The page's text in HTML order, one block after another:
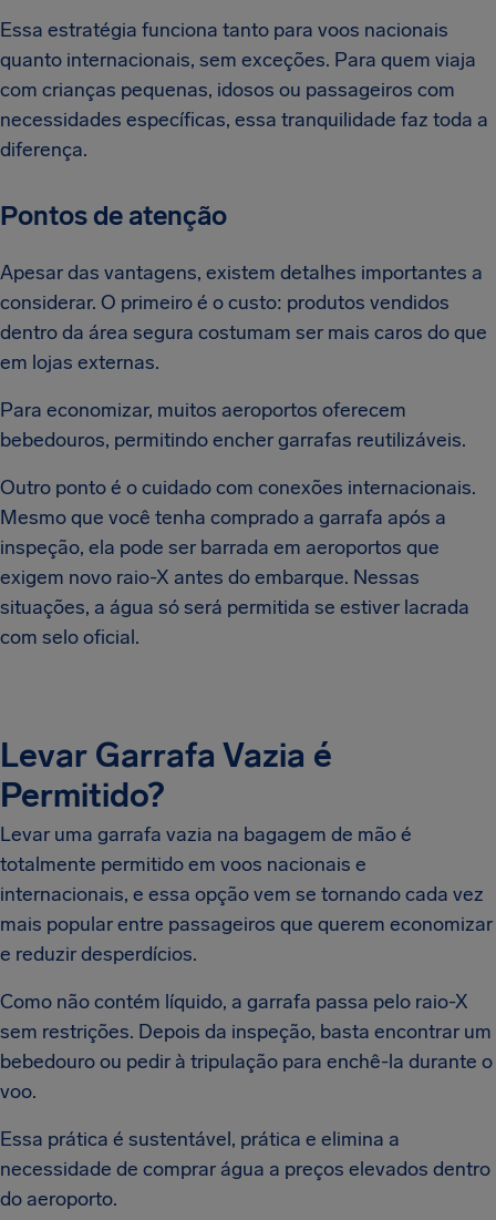
Essa estratégia funciona tanto para voos nacionais
quanto internacionais, sem exceções. Para quem viaja
com crianças pequenas, idosos ou passageiros com
necessidades específicas, essa tranquilidade faz toda a
diferença.
Pontos de atenção
Apesar das vantagens, existem detalhes importantes a
considerar. O primeiro é o custo: produtos vendidos
dentro da área segura costumam ser mais caros do que
em lojas externas.
Para economizar, muitos aeroportos oferecem
bebedouros, permitindo encher garrafas reutilizáveis.
Outro ponto é o cuidado com conexões internacionais.
Mesmo que você tenha comprado a garrafa após a
inspeção, ela pode ser barrada em aeroportos que
exigem novo raio-X antes do embarque. Nessas
situações, a água só será permitida se estiver lacrada
com selo oficial.
Levar Garrafa Vazia é
Permitido?
Levar uma garrafa vazia na bagagem de mão é
totalmente permitido em voos nacionais e
internacionais, e essa opção vem se tornando cada vez
mais popular entre passageiros que querem economizar
e reduzir desperdícios.
Como não contém líquido, a garrafa passa pelo raio-X
sem restrições. Depois da inspeção, basta encontrar um
bebedouro ou pedir à tripulação para enchê-la durante o
voo.
Essa prática é sustentável, prática e elimina a
necessidade de comprar água a preços elevados dentro
do aeroporto.